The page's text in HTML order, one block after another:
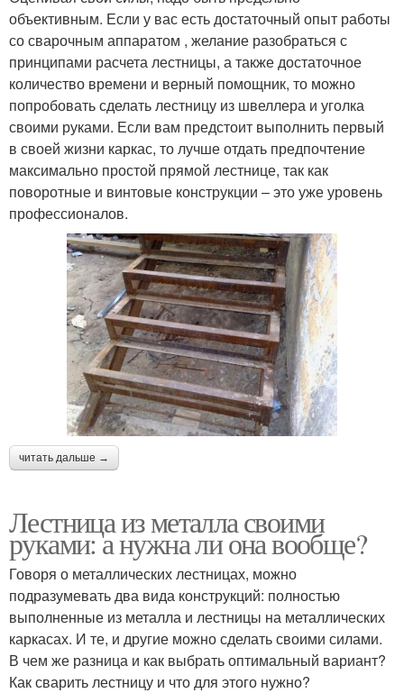
объективным. Если у вас есть достаточный опыт работы
со сварочным аппаратом , желание разобраться с
принципами расчета лестницы, а также достаточное
количество времени и верный помощник, то можно
попробовать сделать лестницу из швеллера и уголка
своими руками. Если вам предстоит выполнить первый
в своей жизни каркас, то лучше отдать предпочтение
максимально простой прямой лестнице, так как
поворотные и винтовые конструкции – это уже уровень
профессионалов.
читать дальше →
Лестница из металла своими
руками: а нужна ли она вообще?
Говоря о металлических лестницах, можно
подразумевать два вида конструкций: полностью
выполненные из металла и лестницы на металлических
каркасах. И те, и другие можно сделать своими силами.
В чем же разница и как выбрать оптимальный вариант?
Как сварить лестницу и что для этого нужно?